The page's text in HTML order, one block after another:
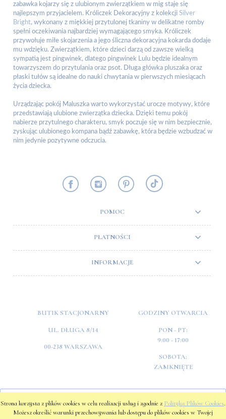
Strona korzysta z plików cookies w celu realizacji usług i zgodnie z Polityką Plików Cookies.
Możesz określić warunki przechowywania lub dostępu do plików cookies w Twojej
zabawka kojarzy się z ulubionym zwierzątkiem w mig staje się
najlepszym przyjacielem. Króliczek Dekoracyjny z kolekcji Silver
Bright, wykonany z miękkiej przytulonej tkaniny w delikatne romby
spełni oczekiwania najbardziej wymagającego smyka. Króliczek
przywołuje miłe skojarzenia a jego śliczna dekoracyjna kokarda dodaje
mu wdzięku. Zwierzątkiem, które dzieci darzą od zawsze wielką
sympatią jest pingwinek, dlatego pingwinek Lulu będzie idealnym
towarzyszem do przytulania oraz psot. Długa główka pluszaka oraz
płaski tułów są idealne do nauki chwytania w pierwszych miesiącach
życia dziecka.
Urządzając pokój Maluszka warto wykorzystać urocze motywy, które
przedstawiają ulubione zwierzątka dziecka. Dzięki temu pokój
nabierze przytulnego charakteru, smyk poczuje się w nim bezpiecznie,
zyskując ulubionego kompana bądź zabawkę, która będzie wzbudzać w
nim jedynie pozytywne odczucia.
POMOC
PŁATNOŚCI
INFORMACJE
BUTIK STACJONARNY
UL. DŁUGA 8/14
00-238 WARSZAWA
GODZINY OTWARCIA
PON - PT:
9:00 - 17:00
SOBOTA:
ZAMKNIĘTE